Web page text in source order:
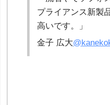
プライアンス新製
高いです。」
金子 広大